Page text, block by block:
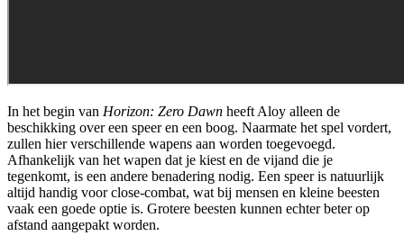
In het begin van Horizon: Zero Dawn heeft Aloy alleen de
beschikking over een speer en een boog. Naarmate het spel vordert,
zullen hier verschillende wapens aan worden toegevoegd.
Afhankelijk van het wapen dat je kiest en de vijand die je
tegenkomt, is een andere benadering nodig. Een speer is natuurlijk
altijd handig voor close-combat, wat bij mensen en kleine beesten
vaak een goede optie is. Grotere beesten kunnen echter beter op
afstand aangepakt worden.